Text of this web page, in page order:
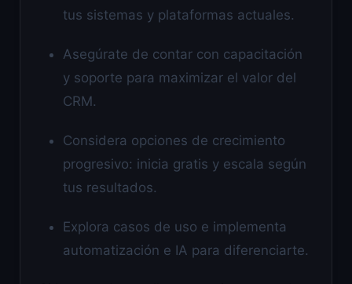
tus sistemas y plataformas actuales.
Asegúrate de contar con capacitación
y soporte para maximizar el valor del
CRM.
Considera opciones de crecimiento
progresivo: inicia gratis y escala según
tus resultados.
Explora casos de uso e implementa
automatización e IA para diferenciarte.